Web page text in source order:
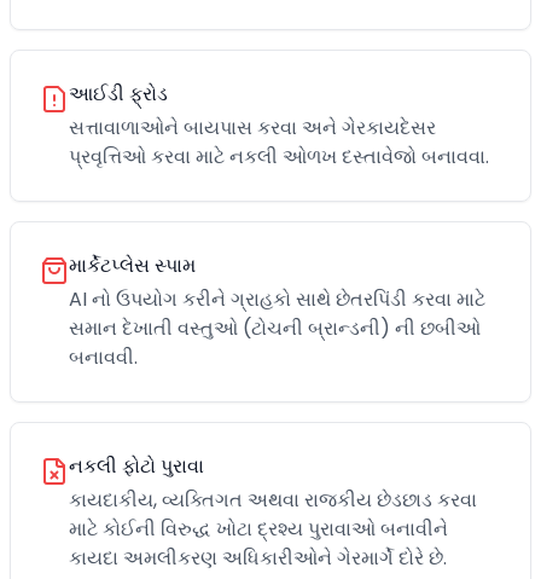
આઈડી ફ્રોડ
સત્તાવાળાઓને બાયપાસ કરવા અને ગેરકાયદેસર
પ્રવૃત્તિઓ કરવા માટે નકલી ઓળખ દસ્તાવેજો બનાવવા.
માર્કેટપ્લેસ સ્પામ
AI નો ઉપયોગ કરીને ગ્રાહકો સાથે છેતરપિંડી કરવા માટે
સમાન દેખાતી વસ્તુઓ (ટોચની બ્રાન્ડની) ની છબીઓ
બનાવવી.
નકલી ફોટો પુરાવા
કાયદાકીય, વ્યક્તિગત અથવા રાજકીય છેડછાડ કરવા
માટે કોઈની વિરુદ્ધ ખોટા દ્રશ્ય પુરાવાઓ બનાવીને
કાયદા અમલીકરણ અધિકારીઓને ગેરમાર્ગે દોરે છે.